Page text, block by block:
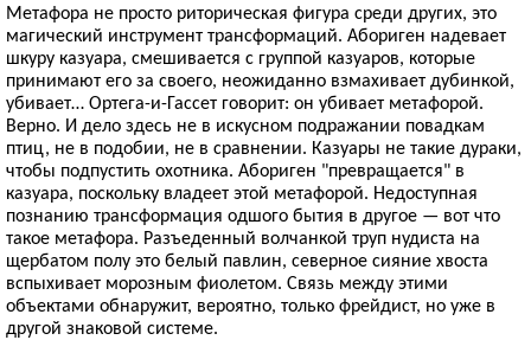
Метафора не просто риторическая фигура среди других, это
магический инструмент трансформаций. Абориген надевает
шкуру казуара, смешивается с группой казуаров, которые
принимают его за своего, неожиданно взмахивает дубинкой,
убивает… Ортега-и-Гассет говорит: он убивает метафорой.
Верно. И дело здесь не в искусном подражании повадкам
птиц, не в подобии, не в сравнении. Казуары не такие дураки,
чтобы подпустить охотника. Абориген "превращается" в
казуара, поскольку владеет этой метафорой. Недоступная
познанию трансформация одшого бытия в другое — вот что
такое метафора. Разъеденный волчанкой труп нудиста на
щербатом полу это белый павлин, северное сияние хвоста
вспыхивает морозным фиолетом. Связь между этими
объектами обнаружит, вероятно, только фрейдист, но уже в
другой знаковой системе.